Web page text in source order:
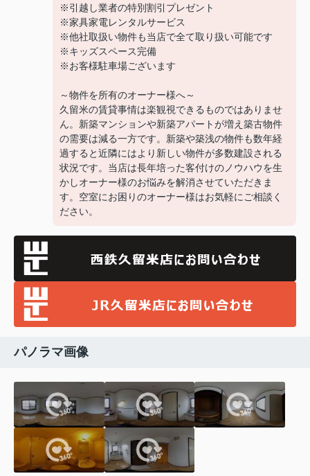
※引越し業者の特別割引プレゼント
※家具家電レンタルサービス
※他社取扱い物件も当店で全て取り扱い可能です
※キッズスペース完備
※お客様駐車場ございます
～物件を所有のオーナー様へ～
久留米の賃貸事情は楽観視できるものではありませ
ん。新築マンションや新築アパートが増え築古物件
の需要は減る一方です。新築や築浅の物件も数年経
過すると近隣にはより新しい物件が多数建設される
状況です。当店は長年培った客付けのノウハウを生
かしオーナー様のお悩みを解消させていただきま
す。空室にお困りのオーナー様はお気軽にご相談く
ださい。
パノラマ画像